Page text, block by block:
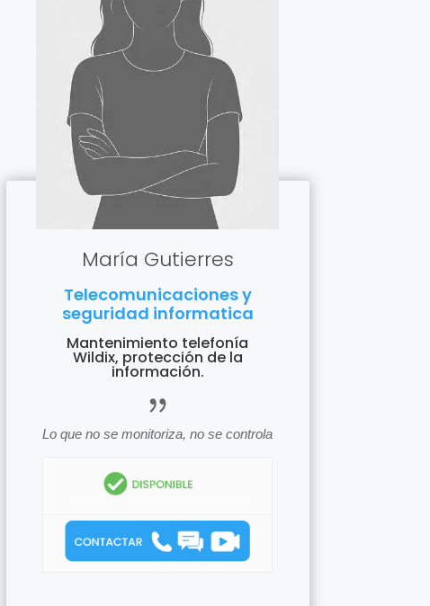
María Gutierres
Telecomunicaciones y
seguridad informatica
Mantenimiento telefonía
Wildix, protección de la
información.
icon_quotations
Lo que no se monitoriza, no se controla